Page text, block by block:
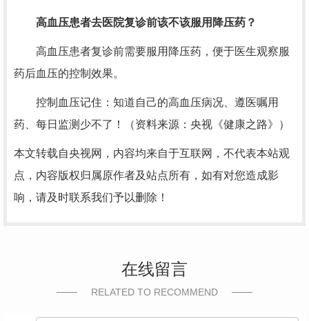
高血压患者去医院复诊前该不该服用降压药？
高血压患者复诊前需要服用降压药，便于医生观察服
药后血压的控制效果。
控制血压记住：知道自己的高血压病况、遵医嘱用
药、每日监测少不了！（资料来源：央视《健康之路》）
本文转载自央视网，内容均来自于互联网，不代表本站观
点，内容版权归属原作者及站点所有，如有对您造成影
响，请及时联系我们予以删除！
在线留言
RELATED TO RECOMMEND